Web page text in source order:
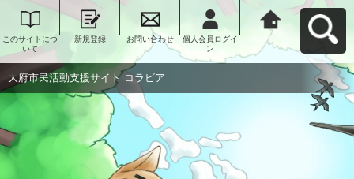
このサイトにつ
いて
新規登録 お問い合わせ
個人会員ログイ
ン
大府市民活動支
援サイト コラビ
アへ戻る
大府市民活動支援サイト コラビア